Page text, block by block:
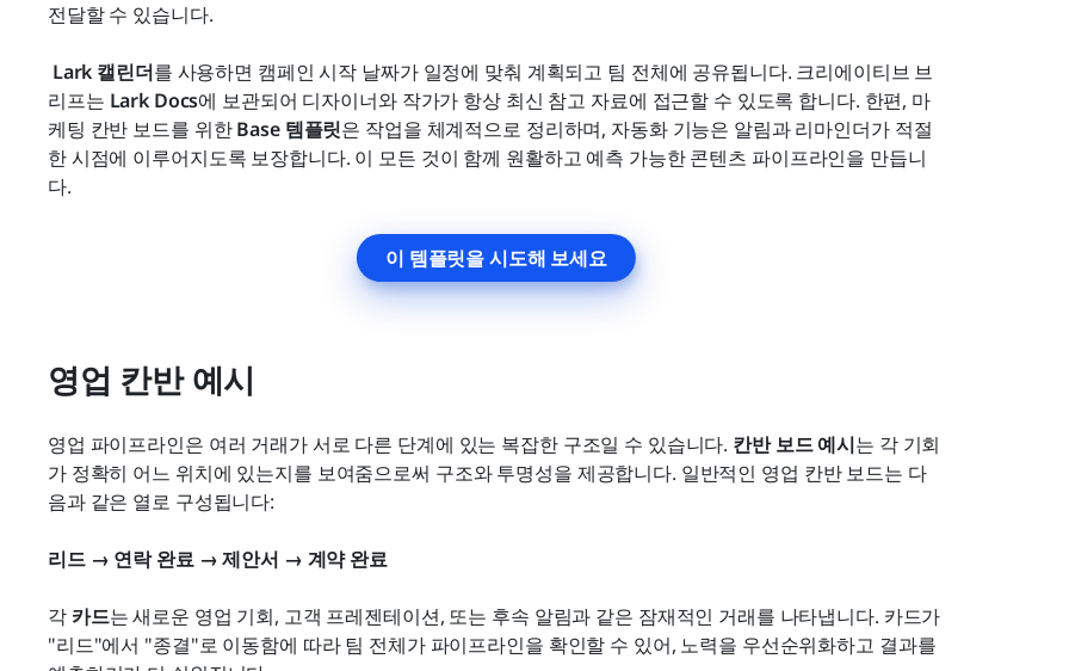
전달할 수 있습니다.
Lark 캘린더를 사용하면 캠페인 시작 날짜가 일정에 맞춰 계획되고 팀 전체에 공유됩니다. 크리에이티브 브
리프는 Lark Docs에 보관되어 디자이너와 작가가 항상 최신 참고 자료에 접근할 수 있도록 합니다. 한편, 마
케팅 칸반 보드를 위한 Base 템플릿은 작업을 체계적으로 정리하며, 자동화 기능은 알림과 리마인더가 적절
한 시점에 이루어지도록 보장합니다. 이 모든 것이 함께 원활하고 예측 가능한 콘텐츠 파이프라인을 만듭니
다.
이 템플릿을 시도해 보세요
영업 칸반 예시
영업 파이프라인은 여러 거래가 서로 다른 단계에 있는 복잡한 구조일 수 있습니다. 칸반 보드 예시는 각 기회
가 정확히 어느 위치에 있는지를 보여줌으로써 구조와 투명성을 제공합니다. 일반적인 영업 칸반 보드는 다
음과 같은 열로 구성됩니다:
리드 → 연락 완료 → 제안서 → 계약 완료
각 카드는 새로운 영업 기회, 고객 프레젠테이션, 또는 후속 알림과 같은 잠재적인 거래를 나타냅니다. 카드가
"리드"에서 "종결"로 이동함에 따라 팀 전체가 파이프라인을 확인할 수 있어, 노력을 우선순위화하고 결과를